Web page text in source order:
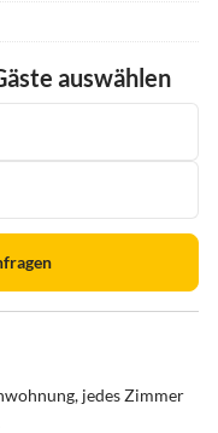
auswählen
jedes Zimmer